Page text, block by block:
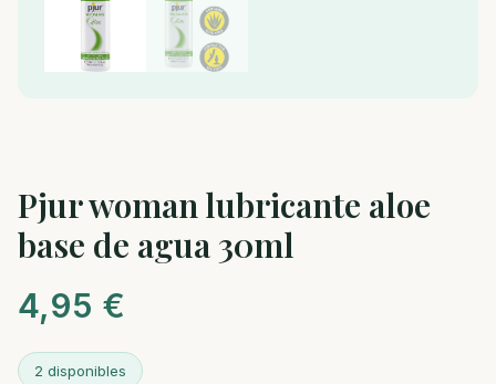
Pjur woman lubricante aloe
base de agua 30ml
4,95 €
2 disponibles